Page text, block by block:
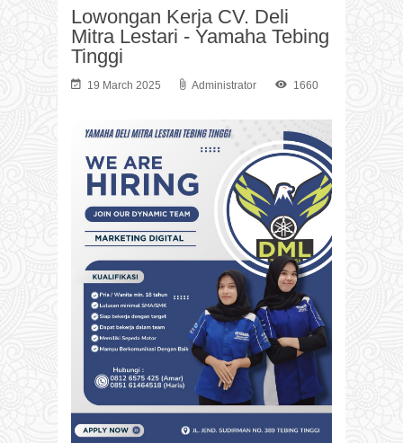
Lowongan Kerja CV. Deli
Mitra Lestari - Yamaha Tebing
Tinggi
19 March 2025 Administrator 1660